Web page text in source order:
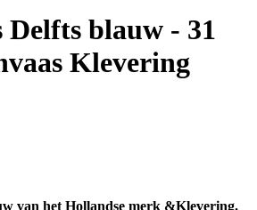
Delfts blauw - 31
Klevering
van het Hollandse merk &Klevering.